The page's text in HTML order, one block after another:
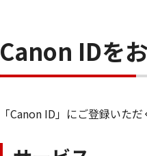
Canon IDを
「Canon ID」にご登録いた